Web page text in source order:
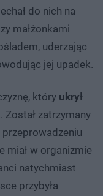
do nich na
małżonkami
uderzając
jej upadek.
który ukrył
Został zatrzymany
miał w organizmie
natychmiast
przybyła